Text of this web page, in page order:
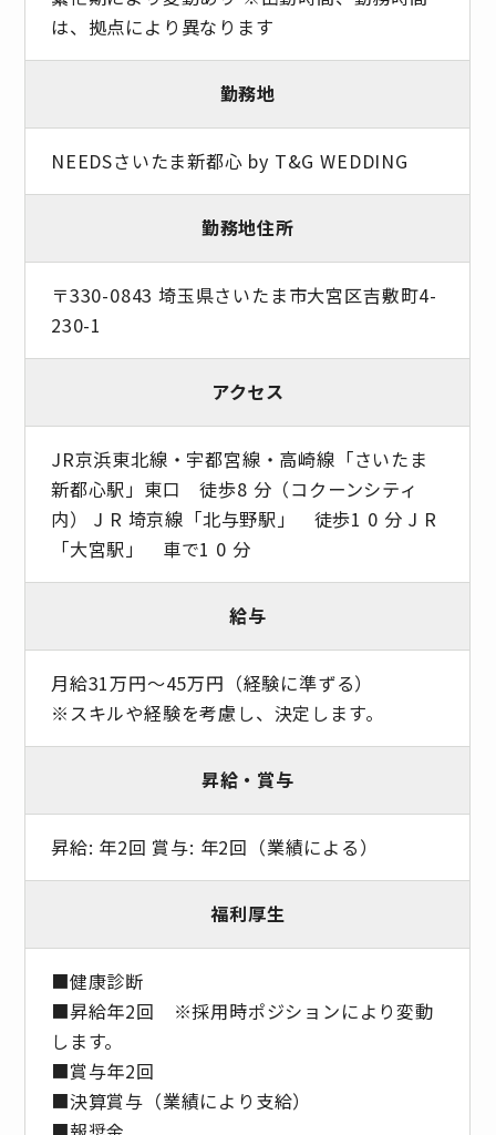
は、拠点により異なります
勤務地
NEEDSさいたま新都心 by T&G WEDDING
勤務地住所
〒330-0843 埼玉県さいたま市大宮区吉敷町4-
230-1
アクセス
JR京浜東北線・宇都宮線・高崎線「さいたま
新都心駅」東口 徒歩8 分（コクーンシティ
内） J R 埼京線「北与野駅」 徒歩1 0 分 J R
「大宮駅」 車で1 0 分
給与
月給31万円～45万円（経験に準ずる）
※スキルや経験を考慮し、決定します。
昇給・賞与
昇給: 年2回 賞与: 年2回（業績による）
福利厚生
■健康診断
■昇給年2回 ※採⽤時ポジションにより変動
します。
■賞与年2回
■決算賞与（業績により⽀給）